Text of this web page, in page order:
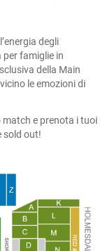
degli
per famiglie in
della Main
le emozioni di
match e prenota i tuoi
sold out!